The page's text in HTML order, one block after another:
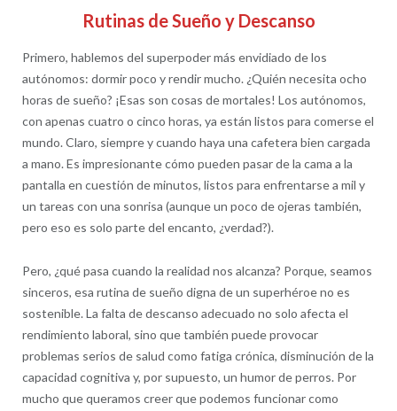
Rutinas de Sueño y Descanso
Primero, hablemos del superpoder más envidiado de los
autónomos: dormir poco y rendir mucho. ¿Quién necesita ocho
horas de sueño? ¡Esas son cosas de mortales! Los autónomos,
con apenas cuatro o cinco horas, ya están listos para comerse el
mundo. Claro, siempre y cuando haya una cafetera bien cargada
a mano. Es impresionante cómo pueden pasar de la cama a la
pantalla en cuestión de minutos, listos para enfrentarse a mil y
un tareas con una sonrisa (aunque un poco de ojeras también,
pero eso es solo parte del encanto, ¿verdad?).
Pero, ¿qué pasa cuando la realidad nos alcanza? Porque, seamos
sinceros, esa rutina de sueño digna de un superhéroe no es
sostenible. La falta de descanso adecuado no solo afecta el
rendimiento laboral, sino que también puede provocar
problemas serios de salud como fatiga crónica, disminución de la
capacidad cognitiva y, por supuesto, un humor de perros. Por
mucho que queramos creer que podemos funcionar como